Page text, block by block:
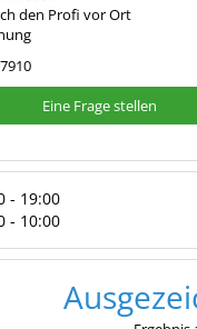
den Profi vor Ort
Eine Frage stellen
- 19:00
- 10:00